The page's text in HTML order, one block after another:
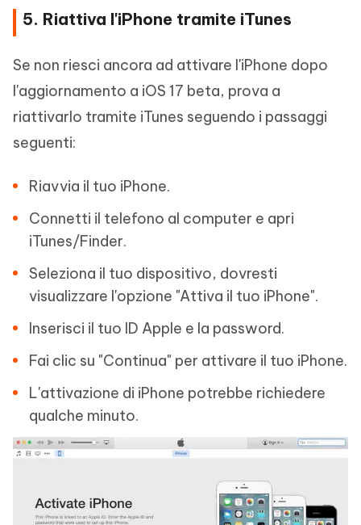
5. Riattiva l'iPhone tramite iTunes
Se non riesci ancora ad attivare l'iPhone dopo
l'aggiornamento a iOS 17 beta, prova a
riattivarlo tramite iTunes seguendo i passaggi
seguenti:
Riavvia il tuo iPhone.
Connetti il telefono al computer e apri
iTunes/Finder.
Seleziona il tuo dispositivo, dovresti
visualizzare l'opzione "Attiva il tuo iPhone".
Inserisci il tuo ID Apple e la password.
Fai clic su "Continua" per attivare il tuo iPhone.
L'attivazione di iPhone potrebbe richiedere
qualche minuto.